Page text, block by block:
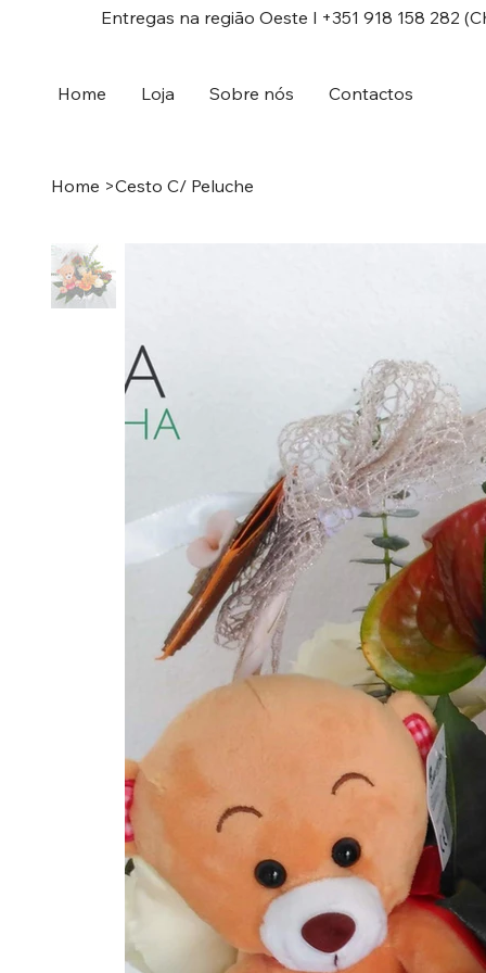
Entregas na região Oeste l +351 918 158 282
Home Loja Sobre nós Contactos
Home >Cesto C/ Peluche